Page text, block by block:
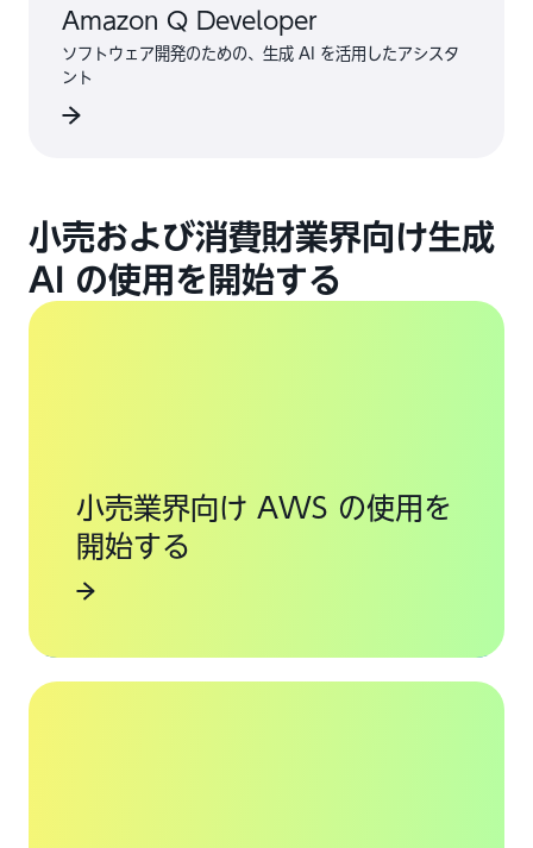
Amazon Q Developer
ソフトウェア開発のための、生成 AI を活用したアシスタ
ント
小売および消費財業界向け生成
AI の使用を開始する
小売業界向け AWS の使用を
開始する